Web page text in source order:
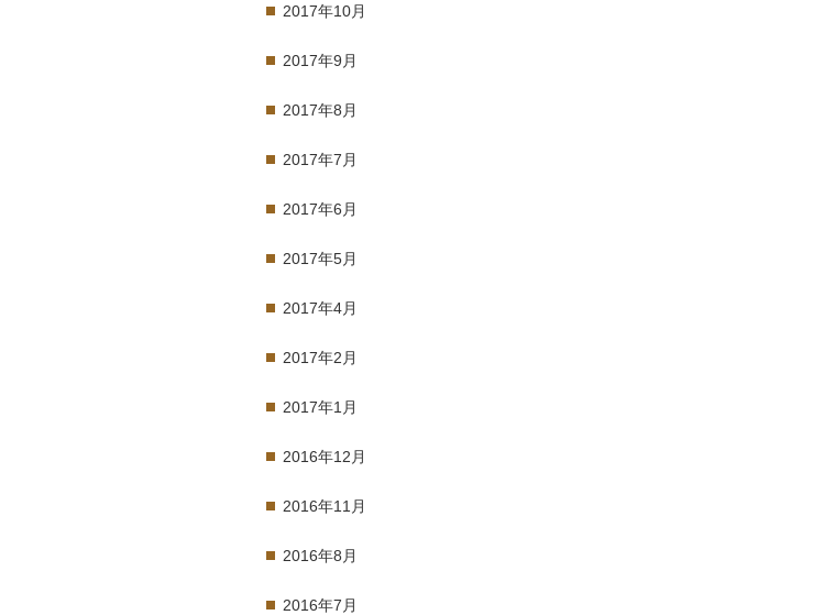
2017年10月
2017年9月
2017年8月
2017年7月
2017年6月
2017年5月
2017年4月
2017年2月
2017年1月
2016年12月
2016年11月
2016年8月
2016年7月